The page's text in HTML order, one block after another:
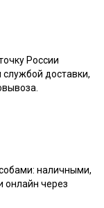
России
доставки,
наличными,
онлайн через